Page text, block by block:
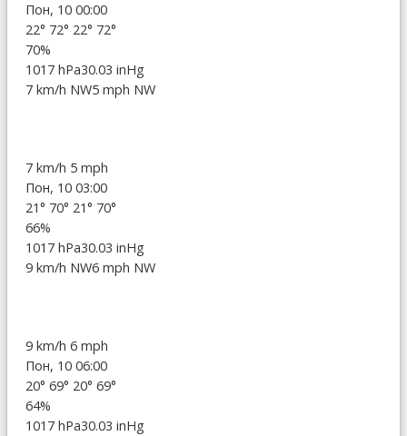
Пон, 10 00:00
22° 72° 22° 72°
70%
1017 hPa30.03 inHg
7 km/h NW5 mph NW
7 km/h 5 mph
Пон, 10 03:00
21° 70° 21° 70°
66%
1017 hPa30.03 inHg
9 km/h NW6 mph NW
9 km/h 6 mph
Пон, 10 06:00
20° 69° 20° 69°
64%
1017 hPa30.03 inHg